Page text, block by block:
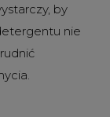
by
nie